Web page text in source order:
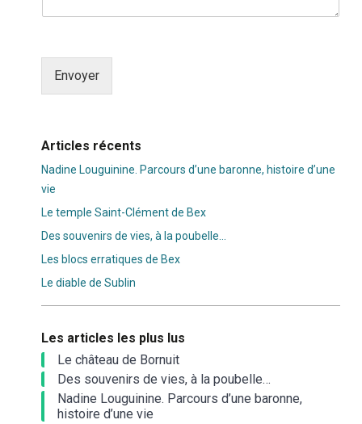
Envoyer
Articles récents
Nadine Louguinine. Parcours d’une baronne, histoire d’une
vie
Le temple Saint-Clément de Bex
Des souvenirs de vies, à la poubelle…
Les blocs erratiques de Bex
Le diable de Sublin
Les articles les plus lus
Le château de Bornuit
Des souvenirs de vies, à la poubelle…
Nadine Louguinine. Parcours d’une baronne,
histoire d’une vie